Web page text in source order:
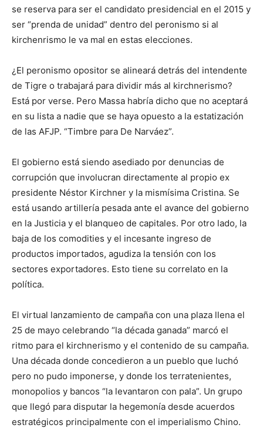
se reserva para ser el candidato presidencial en el 2015 y
ser “prenda de unidad” dentro del peronismo si al
kirchenrismo le va mal en estas elecciones.
¿El peronismo opositor se alineará detrás del intendente
de Tigre o trabajará para dividir más al kirchnerismo?
Está por verse. Pero Massa habría dicho que no aceptará
en su lista a nadie que se haya opuesto a la estatización
de las AFJP. “Timbre para De Narváez”.
El gobierno está siendo asediado por denuncias de
corrupción que involucran directamente al propio ex
presidente Néstor Kirchner y la mismísima Cristina. Se
está usando artillería pesada ante el avance del gobierno
en la Justicia y el blanqueo de capitales. Por otro lado, la
baja de los comodities y el incesante ingreso de
productos importados, agudiza la tensión con los
sectores exportadores. Esto tiene su correlato en la
política.
El virtual lanzamiento de campaña con una plaza llena el
25 de mayo celebrando “la década ganada” marcó el
ritmo para el kirchnerismo y el contenido de su campaña.
Una década donde concedieron a un pueblo que luchó
pero no pudo imponerse, y donde los terratenientes,
monopolios y bancos “la levantaron con pala”. Un grupo
que llegó para disputar la hegemonía desde acuerdos
estratégicos principalmente con el imperialismo Chino.